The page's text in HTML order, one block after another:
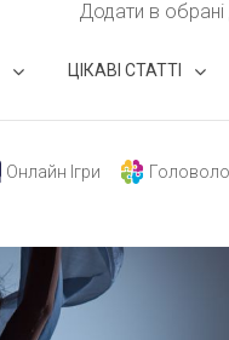
Додати в
ЦІКАВІ СТАТТІ
Онлайн Ігри